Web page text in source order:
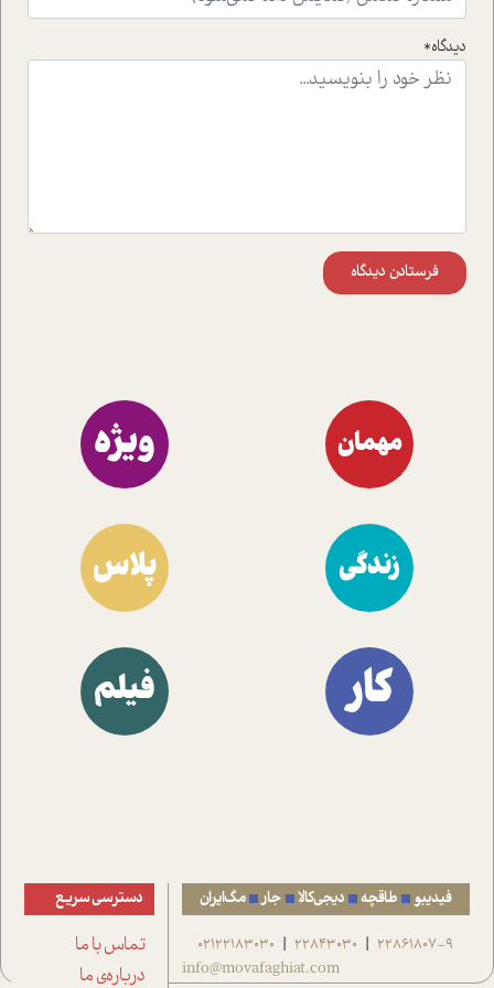
راهکارهای حل آن قرار می دهد که در اتاق درمان اتفاق افتاده
موثرترین راهکارهای استفاده از هوش مصنوعی در حوزه های
دیدگاه*
فرستادن دیدگاه
مهمان ویژه
زندگی پلاس
کار فیلم
فیدیبو طاقچه دیجی‌کالا جار مگ‌ایران
22861807-9
|
22843030
|
02122183030
info@movafaghiat.com
دسترسی سریع
تماس با ما
درباره‌ی ما